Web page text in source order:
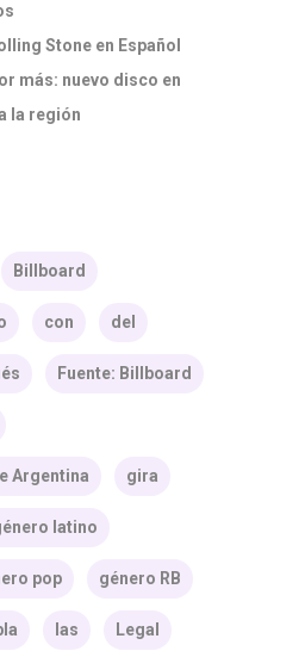
Stone en Español
más: nuevo disco en
la región
Billboard
con del
Fuente: Billboard
Argentina gira
latino
pop género RB
las Legal